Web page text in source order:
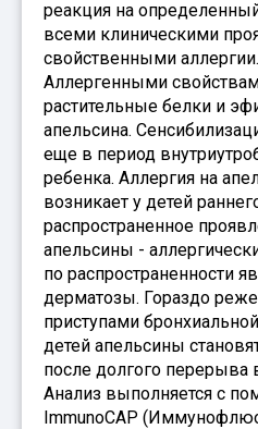
реакция на
всеми клиническими
свойственными аллергии.
Аллергенными
растительные белки и
апельсина.
еще в период
ребенка. Аллергия на
возникает у детей
распространенное
апельсины -
по распространенности
дерматозы. Гораздо реже
приступами
детей апельсины
после долгого перерыва
Анализ выполняется с
ImmunoCAP